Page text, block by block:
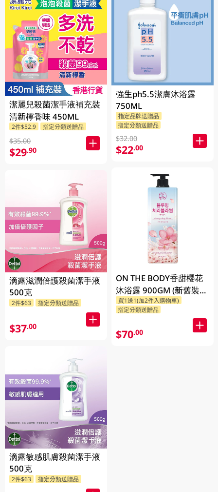
潔麗兒殺菌潔手液補充裝
清新檸香味 450ML
2件$52.9 指定分類送贈品
$35.00
$29.90
滴露滋潤倍護殺菌潔手液
500克
2件$63 指定分類送贈品
$37.00
滴露敏感肌膚殺菌潔手液
500克
2件$63 指定分類送贈品
強生ph5.5潔膚沐浴露
750ML
指定品牌送贈品
指定分類送贈品
$32.00
$22.00
ON THE BODY香甜櫻花
沐浴露 900GM (新舊裝隨
機發貨)
買1送1(加2件入購物車)
指定分類送贈品
$70.00